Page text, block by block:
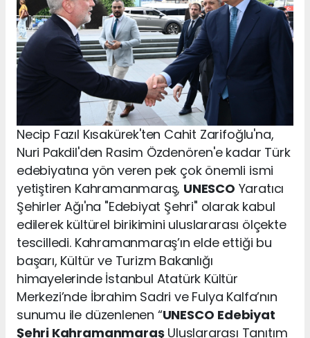
Necip Fazıl Kısakürek'ten Cahit Zarifoğlu'na,
Nuri Pakdil'den Rasim Özdenören'e kadar Türk
edebiyatına yön veren pek çok önemli ismi
yetiştiren Kahramanmaraş, UNESCO Yaratıcı
Şehirler Ağı'na "Edebiyat Şehri" olarak kabul
edilerek kültürel birikimini uluslararası ölçekte
tescilledi. Kahramanmaraş’ın elde ettiği bu
başarı, Kültür ve Turizm Bakanlığı
himayelerinde İstanbul Atatürk Kültür
Merkezi’nde İbrahim Sadri ve Fulya Kalfa’nın
sunumu ile düzenlenen “UNESCO Edebiyat
Şehri KahramanmaraşUluslararası Tanıtım